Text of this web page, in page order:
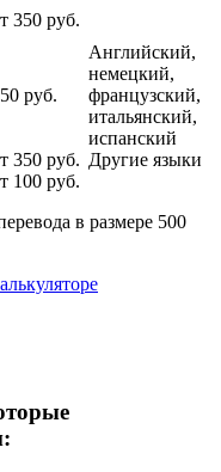
350 руб.
руб.
Английский,
немецкий,
французский,
итальянский,
испанский
350 руб. Другие языки
100 руб.
в размере 500